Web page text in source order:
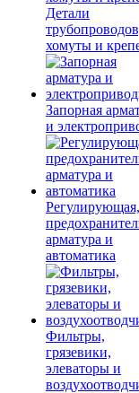
Детали
хомуты и
Запорная
и
Регулирующая,
арматура и
автоматика
Фильтры,
грязевики,
элеваторы и